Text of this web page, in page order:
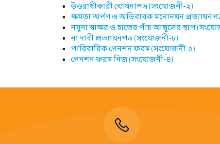
উত্তরাধীকারী ঘোষনাপত্র (সংযোজনী-২)
ক্ষমতা অর্পণ ও অভিবাবক মনোনযন
নমুনা স্বাক্ষর ও হাতের পাঁচ আঙ্গুলের ছাপ
না দাবী প্রত্যায়নপত্র (সংযোজনী-৮)
পারিবারিক পেনশন ফরম (সংযোজনী-৫)
পেনশন ফরম নিজ (সংযোজনী-৪)